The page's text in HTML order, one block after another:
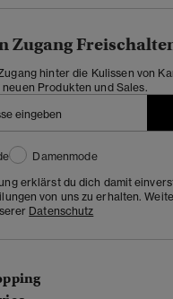
Zugang
hinter die Kulissen von
Produkten und Sales.
Damenmode
erklärst du dich damit
von uns zu erhalten.
Datenschutz